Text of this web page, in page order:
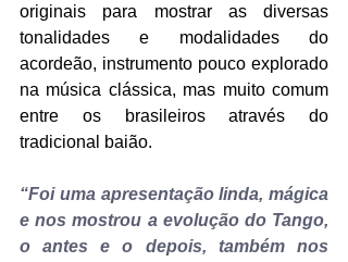
originais para mostrar as diversas
tonalidades e modalidades do
acordeão, instrumento pouco explorado
na música clássica, mas muito comum
entre os brasileiros através do
tradicional baião.
“Foi uma apresentação linda, mágica
e nos mostrou a evolução do Tango,
o antes e o depois, também nos